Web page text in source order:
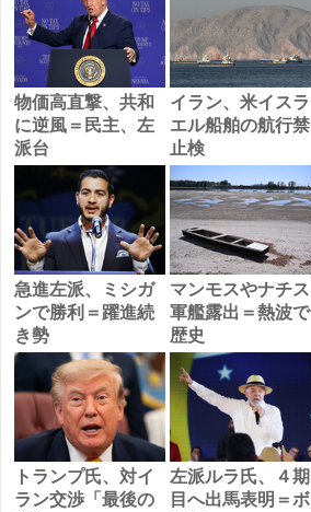
物価高直撃、共和
に逆風＝民主、左
派台
イラン、米イスラ
エル船舶の航行禁
止検
急進左派、ミシガ
ンで勝利＝躍進続
き勢
マンモスやナチス
軍艦露出＝熱波で
歴史
トランプ氏、対イ
ラン交渉「最後の
左派ルラ氏、４期
目へ出馬表明＝ボ